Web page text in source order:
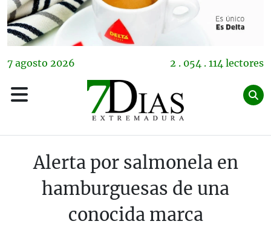
7 agosto 2026 2 . 054 . 114 lectores
Alerta por salmonela en
hamburguesas de una
conocida marca